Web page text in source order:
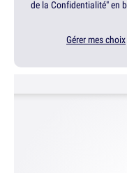
de la Confidentialité" en
Gérer mes choix